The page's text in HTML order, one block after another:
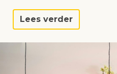
Lees verder